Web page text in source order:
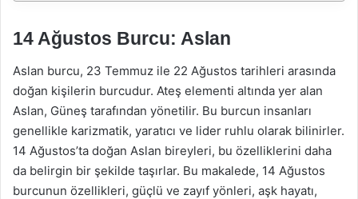
14 Ağustos Burcu: Aslan
Aslan burcu, 23 Temmuz ile 22 Ağustos tarihleri arasında
doğan kişilerin burcudur. Ateş elementi altında yer alan
Aslan, Güneş tarafından yönetilir. Bu burcun insanları
genellikle karizmatik, yaratıcı ve lider ruhlu olarak bilinirler.
14 Ağustos’ta doğan Aslan bireyleri, bu özelliklerini daha
da belirgin bir şekilde taşırlar. Bu makalede, 14 Ağustos
burcunun özellikleri, güçlü ve zayıf yönleri, aşk hayatı,